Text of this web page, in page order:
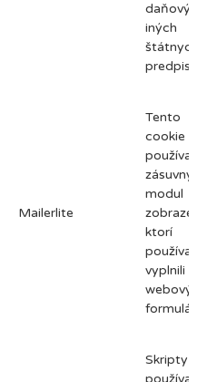
iných
štátnych
predpisov.
Mailerlite
Tento
cookie
používa
zásuvný
modul
ktorí
vyplnili
webový
formulár.
Skripty
používajú